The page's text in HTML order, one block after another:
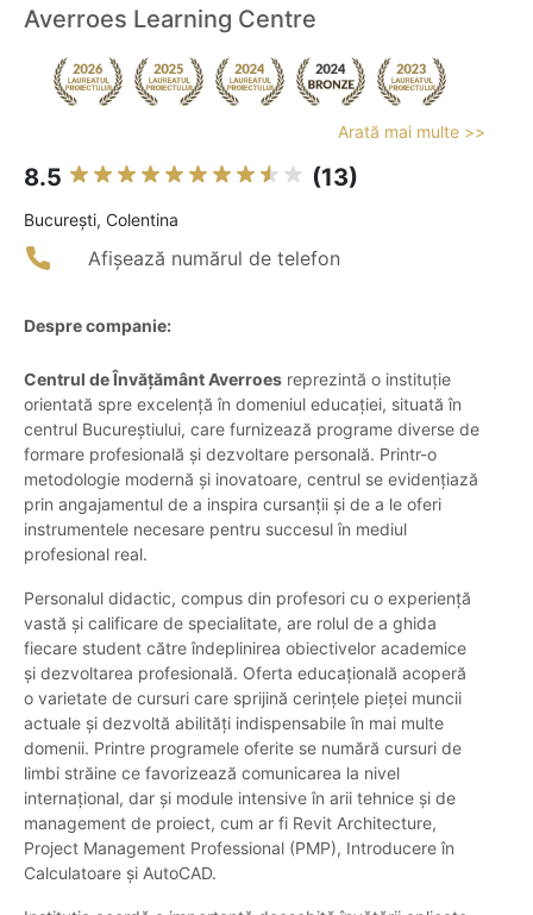
Averroes Learning Centre
Arată mai multe >>
8.5 (13)
Bucureşti, Colentina
Afișează numărul de telefon
Despre companie:
Centrul de Învățământ Averroes reprezintă o instituție
orientată spre excelență în domeniul educației, situată în
centrul Bucureștiului, care furnizează programe diverse de
formare profesională și dezvoltare personală. Printr-o
metodologie modernă și inovatoare, centrul se evidențiază
prin angajamentul de a inspira cursanții și de a le oferi
instrumentele necesare pentru succesul în mediul
profesional real.
Personalul didactic, compus din profesori cu o experiență
vastă și calificare de specialitate, are rolul de a ghida
fiecare student către îndeplinirea obiectivelor academice
și dezvoltarea profesională. Oferta educațională acoperă
o varietate de cursuri care sprijină cerințele pieței muncii
actuale și dezvoltă abilități indispensabile în mai multe
domenii. Printre programele oferite se numără cursuri de
limbi străine ce favorizează comunicarea la nivel
internațional, dar și module intensive în arii tehnice și de
management de proiect, cum ar fi Revit Architecture,
Project Management Professional (PMP), Introducere în
Calculatoare și AutoCAD.